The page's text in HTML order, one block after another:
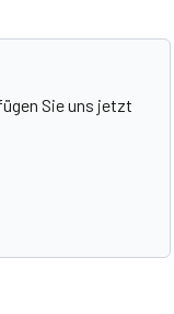
Sie uns jetzt